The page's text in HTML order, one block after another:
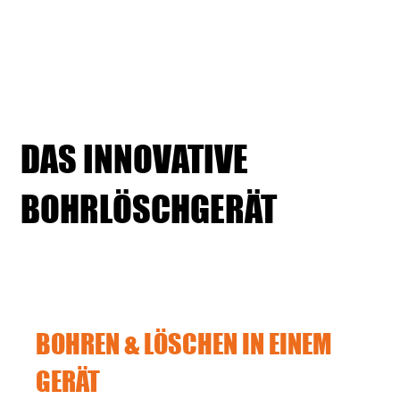
DAS INNOVATIVE
BOHRLÖSCHGERÄT
BOHREN & LÖSCHEN IN EINEM
GERÄT